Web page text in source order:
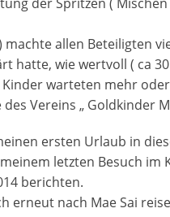
machte allen Beteiligten
hatte, wie wertvoll ( ca
warteten mehr
Vereins „ Goldkinder
ersten Urlaub in
letzten Besuch
berichten.
erneut nach Mae Sai